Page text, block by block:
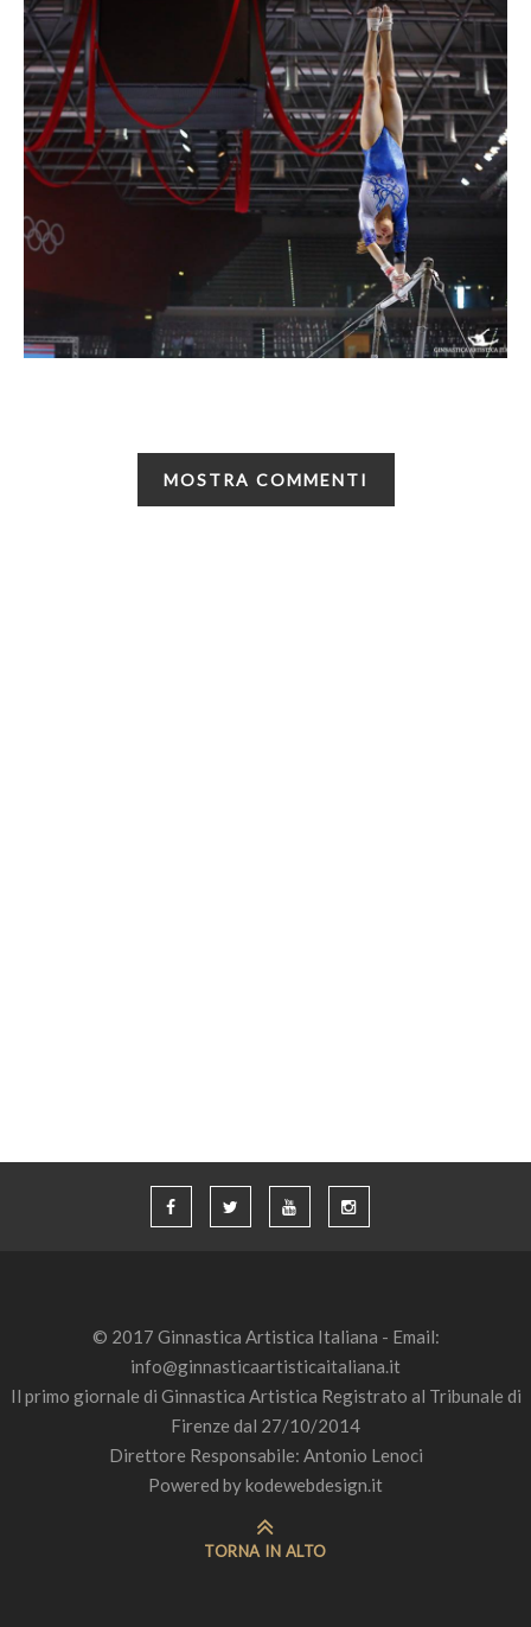
MOSTRA COMMENTI
© 2017 Ginnastica Artistica Italiana - Email:
info@ginnasticaartisticaitaliana.it
Il primo giornale di Ginnastica Artistica Registrato al Tribunale di
Firenze dal 27/10/2014
Direttore Responsabile: Antonio Lenoci
Powered bykodewebdesign.it
TORNA IN ALTO